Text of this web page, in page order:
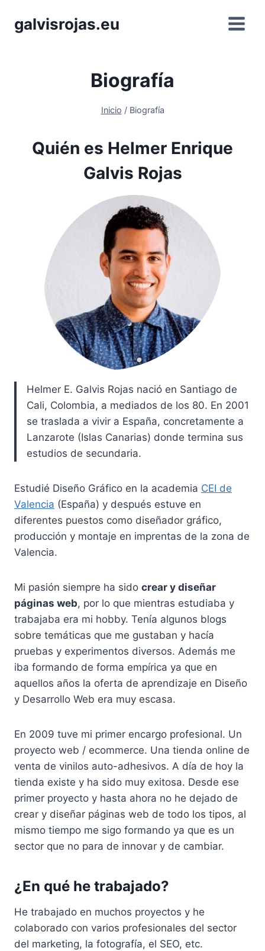
galvisrojas.eu
Biografía
Inicio / Biografía
Quién es Helmer Enrique
Galvis Rojas
Helmer E. Galvis Rojas nació en Santiago de
Cali, Colombia, a mediados de los 80. En 2001
se traslada a vivir a España, concretamente a
Lanzarote (Islas Canarias) donde termina sus
estudios de secundaria.
Estudié Diseño Gráfico en la academia CEI de
Valencia (España) y después estuve en
diferentes puestos como diseñador gráfico,
producción y montaje en imprentas de la zona de
Valencia.
Mi pasión siempre ha sido crear y diseñar
páginas web, por lo que mientras estudiaba y
trabajaba era mi hobby. Tenía algunos blogs
sobre temáticas que me gustaban y hacía
pruebas y experimentos diversos. Además me
iba formando de forma empírica ya que en
aquellos años la oferta de aprendizaje en Diseño
y Desarrollo Web era muy escasa.
En 2009 tuve mi primer encargo profesional. Un
proyecto web / ecommerce. Una tienda online de
venta de vinilos auto-adhesivos. A día de hoy la
tienda existe y ha sido muy exitosa. Desde ese
primer proyecto y hasta ahora no he dejado de
crear y diseñar páginas web de todo los tipos, al
mismo tiempo me sigo formando ya que es un
sector que no para de innovar y de cambiar.
¿En qué he trabajado?
He trabajado en muchos proyectos y he
colaborado con varios profesionales del sector
del marketing, la fotografía, el SEO, etc.